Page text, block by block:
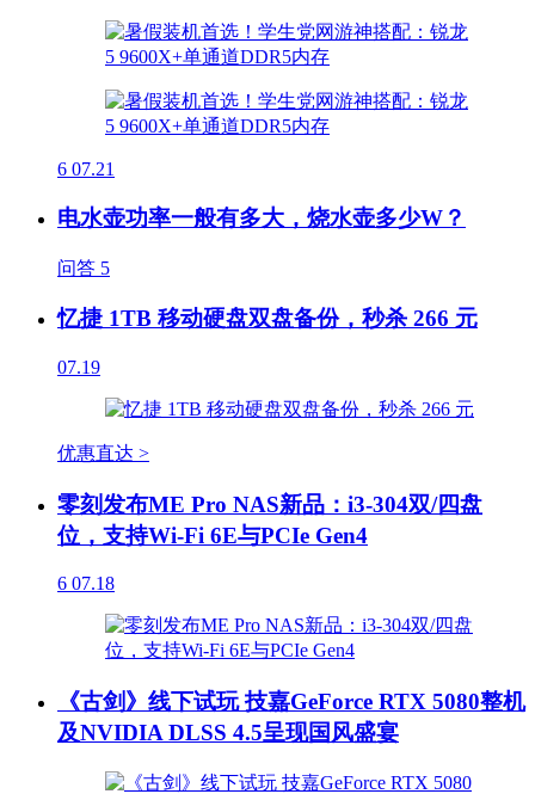
6 07.21
电水壶功率一般有多大，烧水壶多少W？
问答 5
忆捷 1TB 移动硬盘双盘备份，秒杀 266 元
07.19
优惠直达 >
零刻发布ME Pro NAS新品：i3-304双/四盘
位，支持Wi-Fi 6E与PCIe Gen4
6 07.18
《古剑》线下试玩 技嘉GeForce RTX 5080整机
及NVIDIA DLSS 4.5呈现国风盛宴